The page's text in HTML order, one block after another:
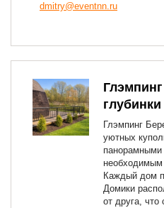
dmitry@eventnn.ru
глубинки
Глэмпинг
уютных
Каждый дом
Домики
от друга, что